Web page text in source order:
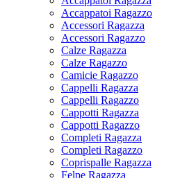
Accappatoi Ragazzo
Accessori Ragazza
Accessori Ragazzo
Calze Ragazza
Calze Ragazzo
Camicie Ragazzo
Cappelli Ragazza
Cappelli Ragazzo
Cappotti Ragazza
Cappotti Ragazzo
Completi Ragazza
Completi Ragazzo
Coprispalle Ragazza
Felpe Ragazza